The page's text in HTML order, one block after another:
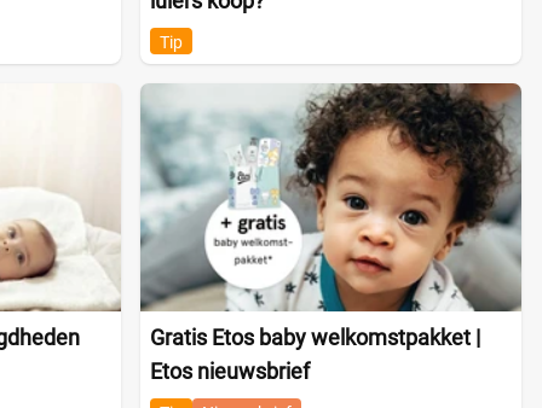
Tip
Gratis Etos baby welkomstpakket |
Etos nieuwsbrief